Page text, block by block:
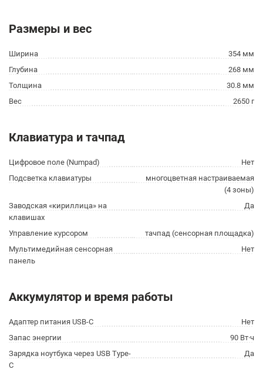
Размеры и вес
Ширина
354 мм
Глубина
268 мм
Толщина
30.8 мм
Вес
2650 г
Клавиатура и тачпад
Цифровое поле (Numpad)
Нет
Подсветка клавиатуры
многоцветная настраиваемая
(4 зоны)
Заводская «кириллица» на
клавишах
Да
Управление курсором
тачпад (сенсорная площадка)
Мультимедийная сенсорная
панель
Нет
Аккумулятор и время работы
Адаптер питания USB-C
Нет
Запас энергии
90 Вт·ч
Зарядка ноутбука через USB Type-
C
Да